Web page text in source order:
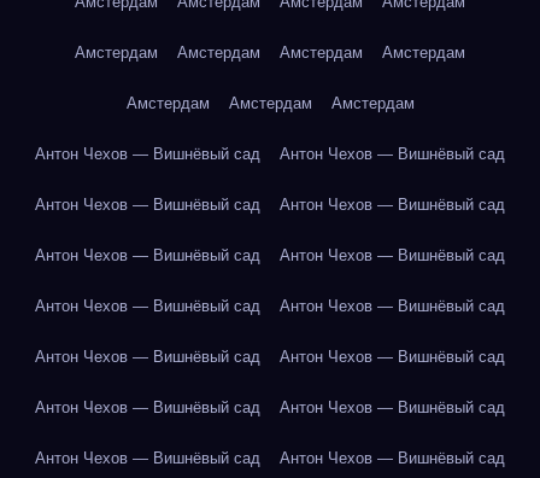
Амстердам Амстердам Амстердам Амстердам
Амстердам Амстердам Амстердам
Антон Чехов — Вишнёвый сад Антон Чехов — Вишнёвый сад
Антон Чехов — Вишнёвый сад Антон Чехов — Вишнёвый сад
Антон Чехов — Вишнёвый сад Антон Чехов — Вишнёвый сад
Антон Чехов — Вишнёвый сад Антон Чехов — Вишнёвый сад
Антон Чехов — Вишнёвый сад Антон Чехов — Вишнёвый сад
Антон Чехов — Вишнёвый сад Антон Чехов — Вишнёвый сад
Антон Чехов — Вишнёвый сад Антон Чехов — Вишнёвый сад